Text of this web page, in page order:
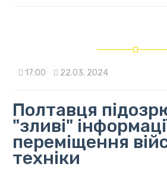
17:00 22.03. 2024
Полтавця
"зливі"
переміщення
техніки